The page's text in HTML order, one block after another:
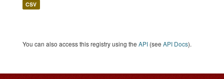
CSV
You can also access this registry using the API (see API Docs).